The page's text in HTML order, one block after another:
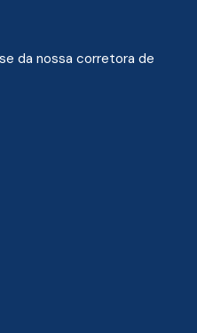
da nossa corretora de